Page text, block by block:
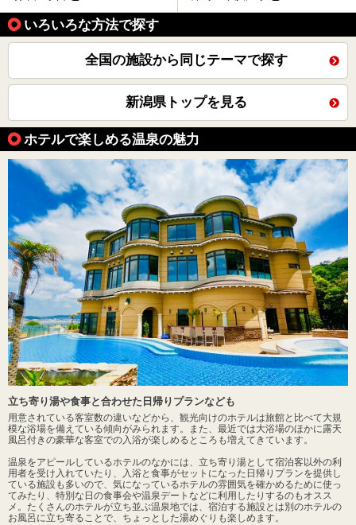
いろいろな方法で探す
全国の施設から同じテーマで探す
新潟県トップを見る
ホテルで楽しめる温泉の魅力
立ち寄り湯や食事と合わせた日帰りプランなども
用意されている客室数の違いなどから、観光向けのホテルは旅館と比べて大規
模な浴場を備えている傾向がみられます。また、最近では大浴場のほかに露天
風呂付きの豪華な客室での入浴が楽しめるところも増えてきています。
温泉をアピールしているホテルのなかには、立ち寄り湯として宿泊客以外の利
用者を受け入れていたり、入浴と食事がセットになった日帰りプランを提供し
ている施設も多いので、気になっているホテルの雰囲気を確かめるために使っ
てみたり、特別な日の食事会や温泉デートなどに利用したりするのもオスス
メ。たくさんのホテルが立ち並ぶ温泉地では、宿泊する施設とは別のホテルの
お風呂に立ち寄ることで、ちょっとした湯めぐりも楽しめます。